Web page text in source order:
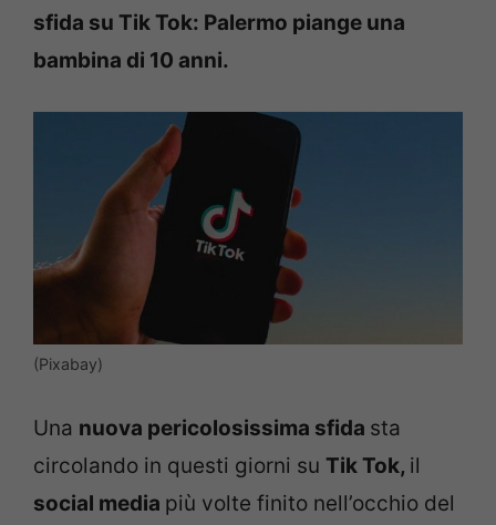
sfida su Tik Tok: Palermo piange una
bambina di 10 anni.
(Pixabay)
Una nuova pericolosissima sfida sta
circolando in questi giorni su Tik Tok, il
social media più volte finito nell’occhio del